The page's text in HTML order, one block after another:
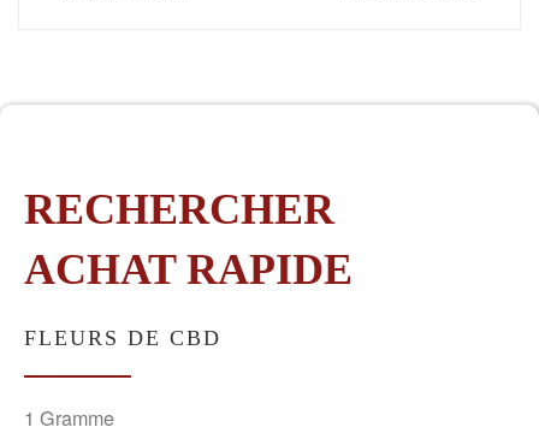
RECHERCHER
ACHAT RAPIDE
FLEURS DE CBD
1 Gramme